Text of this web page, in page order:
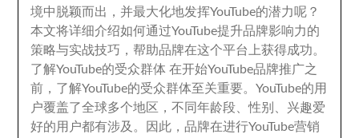
境中脱颖而出 ， 并最大化地发挥YouTube的潜力呢？
本文将详细介绍如何通过YouTube提升品牌影响力的
策略与实战技巧 ，帮助品牌在这个平台上获得成功。
了解YouTube的受众群体 在开始YouTube品牌推广之
前 ， 了解YouTube的受众群体至关重要。YouTube的用
户覆盖了全球多个地区 ，不同年龄段 、性别
兴趣爱
好的用户都有涉及 。 因此 ，品牌在进行YouTube营销